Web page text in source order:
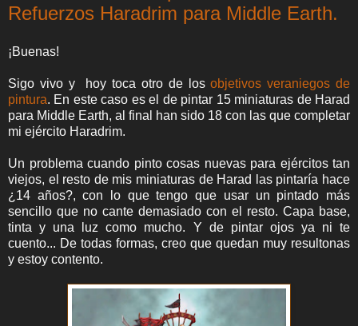
Refuerzos Haradrim para Middle Earth.
¡Buenas!
Sigo vivo y hoy toca otro de losobjetivos veraniegos de
pintura. En este caso es el de pintar 15 miniaturas de Harad
para Middle Earth, al final han sido 18 con las que completar
mi ejército Haradrim.
Un problema cuando pinto cosas nuevas para ejércitos tan
viejos, el resto de mis miniaturas de Harad las pintaría hace
¿14 años?, con lo que tengo que usar un pintado más
sencillo que no cante demasiado con el resto. Capa base,
tinta y una luz como mucho. Y de pintar ojos ya ni te
cuento... De todas formas, creo que quedan muy resultonas
y estoy contento.